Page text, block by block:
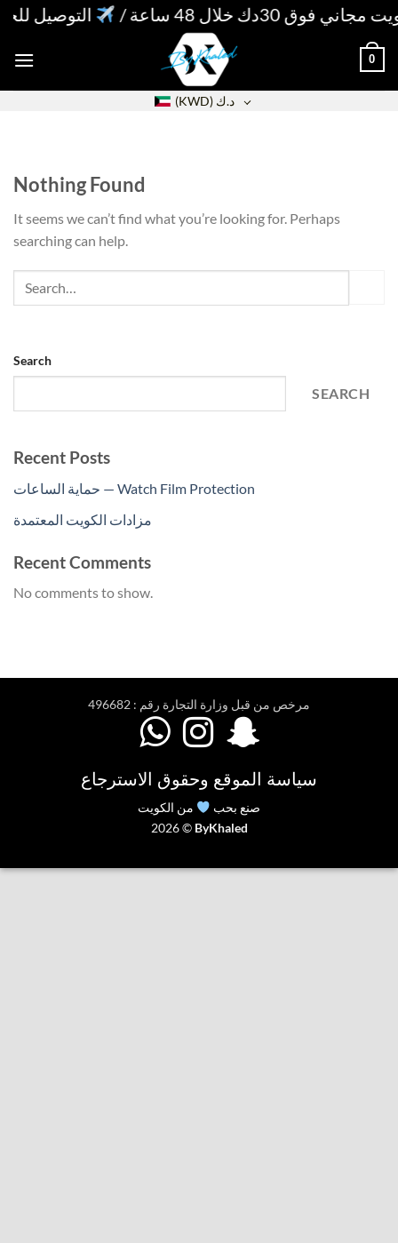
Skip
content
30دك خلال 48 ساعة / التوصيل للخليج 5دك خلال 4
0
(KWD) د.ك
Nothing Found
It seems we can’t find what you’re looking for. Perhaps
searching can help.
Search
SEARCH
Recent Posts
حماية الساعات — Watch Film Protection
مزادات الكويت المعتمدة
Recent Comments
No comments to show.
مرخص من قبل وزارة التجارة رقم : 496682
  
سياسة الموقع وحقوق الاسترجاع
صنع بحب
من الكويت
2026 © ByKhaled